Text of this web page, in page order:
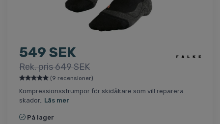
549 SEK
Rek. pris 649 SEK
(9 recensioner)
Kompressionsstrumpor för skidåkare som vill reparera
skador.. Läs mer
På lager